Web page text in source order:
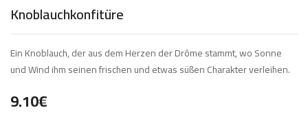
Knoblauchkonfitüre
Ein Knoblauch, der aus dem Herzen der Drôme stammt, wo Sonne
und Wind ihm seinen frischen und etwas süßen Charakter verleihen.
9.10€